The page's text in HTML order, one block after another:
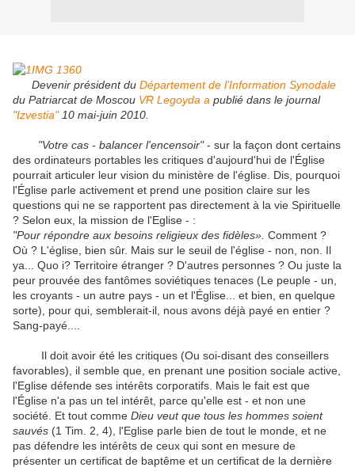
Devenir président du Département de l'Information Synodale
du Patriarcat de Moscou VR Legoyda a publié dans le journal
"Izvestia"10 mai-juin 2010.
"Votre cas - balancer l'encensoir"- sur la façon dont certains
des ordinateurs portables les critiques d'aujourd'hui de l'Église
pourrait articuler leur vision du ministère de l'église. Dis, pourquoi
l'Église parle activement et prend une position claire sur les
questions qui ne se rapportent pas directement à la vie Spirituelle
? Selon eux, la mission de l'Eglise - :
"Pour répondre aux besoins religieux des fidèles». Comment ?
Où ? L'église, bien sûr. Mais sur le seuil de l'église - non, non.
Il
ya...
Quo i? Territoire étranger ? D'autres personnes ? Ou juste la
peur prouvée des fantômes soviétiques tenaces (Le peuple - un,
les croyants - un autre pays - un et l'Église... et bien, en quelque
sorte), pour qui, semblerait-il, nous avons déjà payé en entier ?
Sang-payé....
Il doit avoir été les critiques (Ou soi-disant des conseillers
favorables), il semble que, en prenant une position sociale active,
l'Eglise défende ses intérêts corporatifs. Mais le fait est que
l'Église n'a pas un tel intérêt, parce qu'elle est - et non une
société. Et tout comme Dieu veut que tous les hommes soient
sauvés (1 Tim. 2, 4), l'Eglise parle bien de tout le monde, et ne
pas défendre les intérêts de ceux qui sont en mesure de
présenter un certificat de baptême et un certificat de la dernière